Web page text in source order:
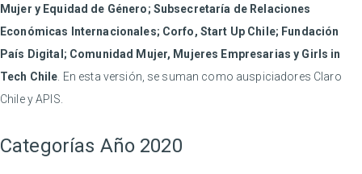
Mujer y Equidad de Género; Subsecretaría de Relaciones
Económicas Internacionales; Corfo, Start Up Chile; Fundación
País Digital; Comunidad Mujer, Mujeres Empresarias y Girls in
Tech Chile . En esta versión, se suman como auspiciadores Claro
Chile y APIS.
Categorías Año 2020